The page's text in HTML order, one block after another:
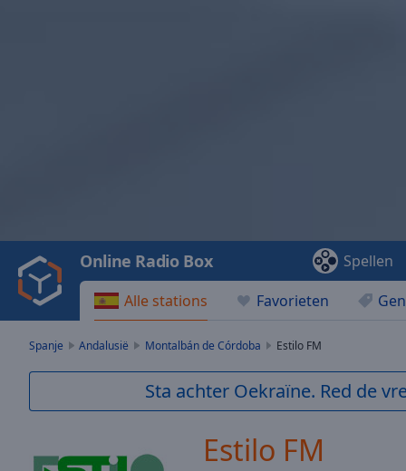
Video
Play
Backward
Skip
Current
Loaded:
Alle stations Favorieten
Online Radio Box Spellen
Spanje Andalusië Montalbán de Córdoba Estilo FM
Sta achter Oekraïne. Red de
Estilo FM